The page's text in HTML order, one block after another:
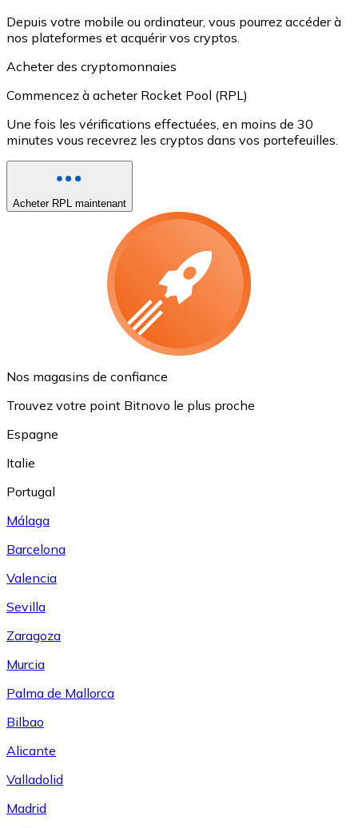
Depuis votre mobile ou ordinateur, vous pourrez accéder à
nos plateformes et acquérir vos cryptos.
Acheter des cryptomonnaies
Commencez à acheter Rocket Pool (RPL)
Une fois les vérifications effectuées, en moins de 30
minutes vous recevrez les cryptos dans vos portefeuilles.
Acheter RPL maintenant
Nos magasins de confiance
Trouvez votre point Bitnovo le plus proche
Espagne
Italie
Portugal
Málaga
Barcelona
Valencia
Sevilla
Zaragoza
Murcia
Palma de Mallorca
Bilbao
Alicante
Valladolid
Madrid